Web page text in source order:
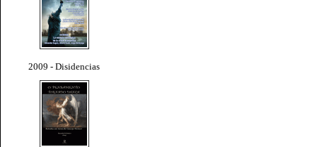
2009 - Disidencias